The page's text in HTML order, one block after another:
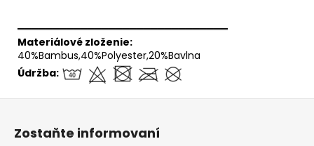
══════════════════════════════
Materiálové zloženie:
40%Bambus,40%Polyester,20%Bavlna
Údržba:
Zostaňte informovaní